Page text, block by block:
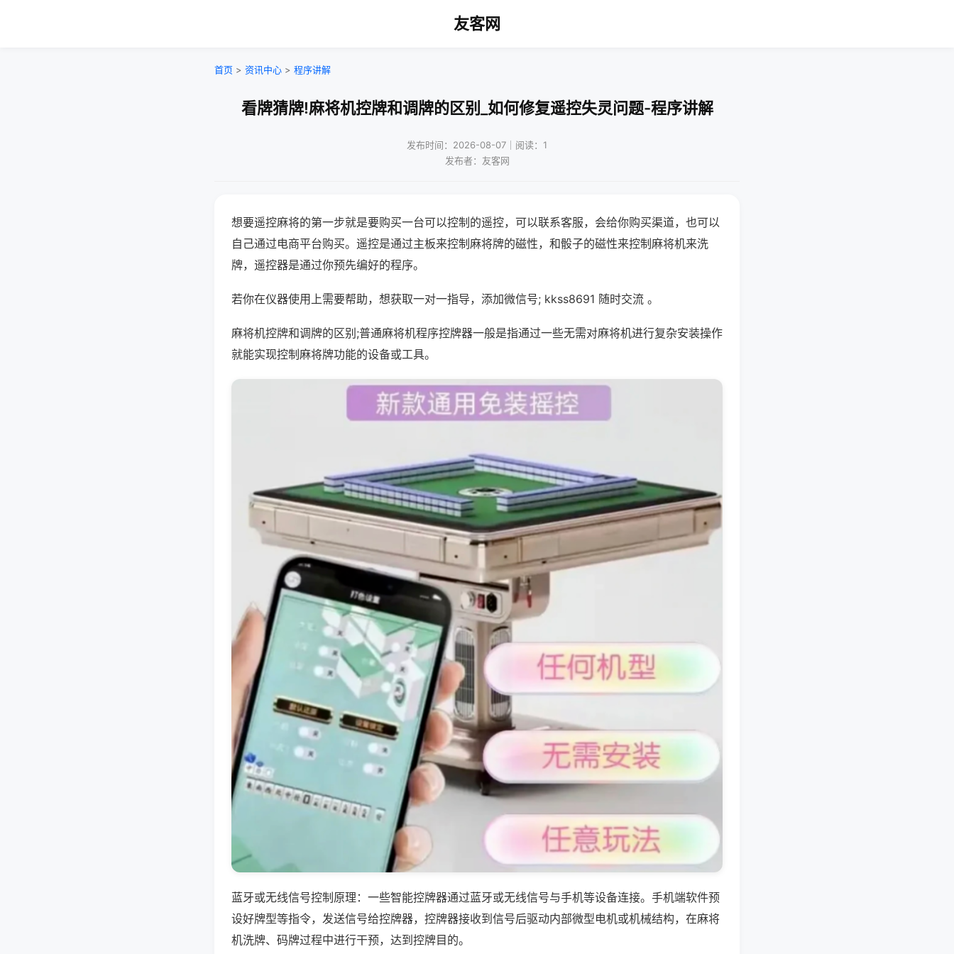
友客网
首页 > 资讯中心 > 程序讲解
看牌猜牌!麻将机控牌和调牌的区别_如何修复遥控失灵问题-程序讲解
发布时间：2026-08-07｜阅读：1
发布者：友客网
想要遥控麻将的第一步就是要购买一台可以控制的遥控，可以联系客服，会给你购买渠道，也可以
自己通过电商平台购买。遥控是通过主板来控制麻将牌的磁性，和骰子的磁性来控制麻将机来洗
牌，遥控器是通过你预先编好的程序。
若你在仪器使用上需要帮助，想获取一对一指导，添加微信号; kkss8691 随时交流 。
麻将机控牌和调牌的区别;普通麻将机程序控牌器一般是指通过一些无需对麻将机进行复杂安装操作
就能实现控制麻将牌功能的设备或工具。
蓝牙或无线信号控制原理：一些智能控牌器通过蓝牙或无线信号与手机等设备连接。手机端软件预
设好牌型等指令，发送信号给控牌器，控牌器接收到信号后驱动内部微型电机或机械结构，在麻将
机洗牌、码牌过程中进行干预，达到控牌目的。